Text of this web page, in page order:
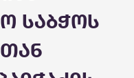
საბჭოს